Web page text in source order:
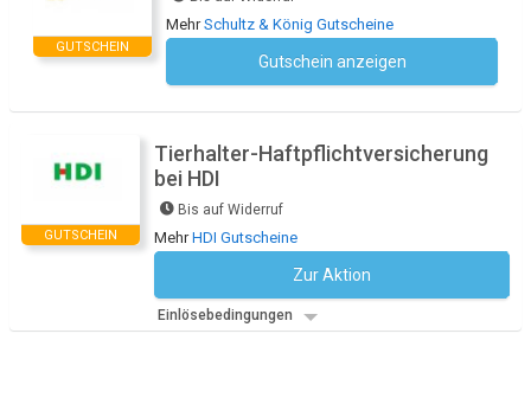
GUTSCHEIN
MehrSchultz & König Gutscheine
Gutschein anzeigen
GUTSCHEIN
Tierhalter-Haftpflichtversicherung
bei HDI
Bis auf Widerruf
MehrHDI Gutscheine
Zur Aktion
Einlösebedingungen